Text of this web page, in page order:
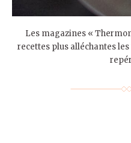
Les magazines «
recettes plus alléchantes les